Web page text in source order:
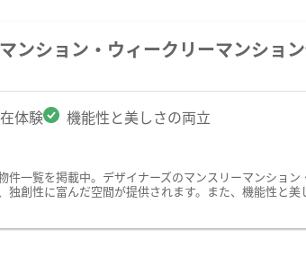
ンション・ウィークリーマンショ
体験 機能性と美しさの両立
一覧を掲載中。デザイナーズのマンスリーマンショ
創性に富んだ空間が提供されます。また、機能性と